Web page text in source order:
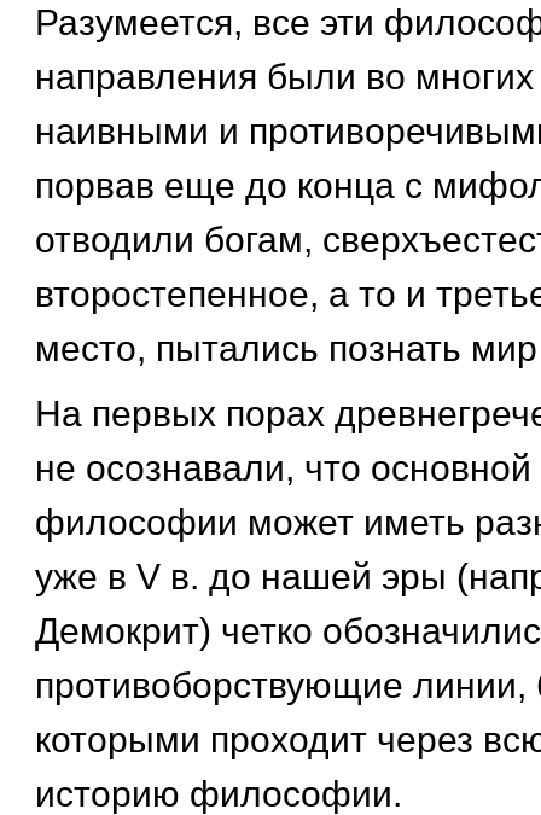
Разумеется, все эти
направления были во
наивными и
порвав еще до конца с
отводили богам,
второстепенное, а то и
место, пытались познать
На первых порах
не осознавали, что основной
философии может иметь
уже в V в. до нашей эры
Демокрит) четко
противоборствующие
которыми проходит через
историю философии.